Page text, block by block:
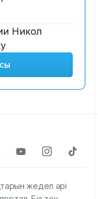
Никол
жедел әрі